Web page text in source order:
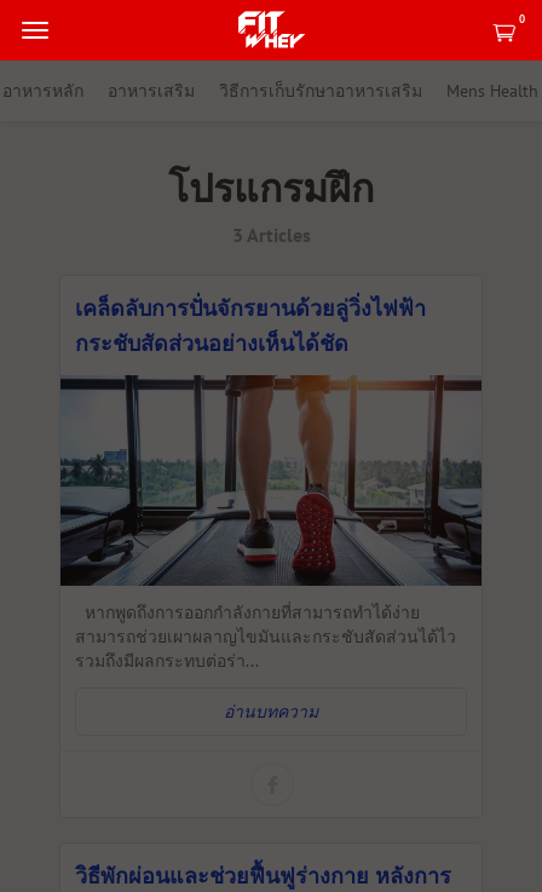
0
อาหารหลัก อาหารเสริม วิธีการเก็บรักษาอาหารเสริม Mens Health
โปรแกรมฝึก
3 Articles
เคล็ดลับการปั่นจักรยานด้วยลู่วิ่งไฟฟ้า
กระชับสัดส่วนอย่างเห็นได้ชัด
หากพูดถึงการออกกำลังกายที่สามารถทำได้ง่าย
สามารถช่วยเผาผลาญไขมันและกระชับสัดส่วนได้ไว
รวมถึงมีผลกระทบต่อร่า...
อ่านบทความ
วิธีพักผ่อนและช่วยฟื้นฟูร่างกาย หลังการ